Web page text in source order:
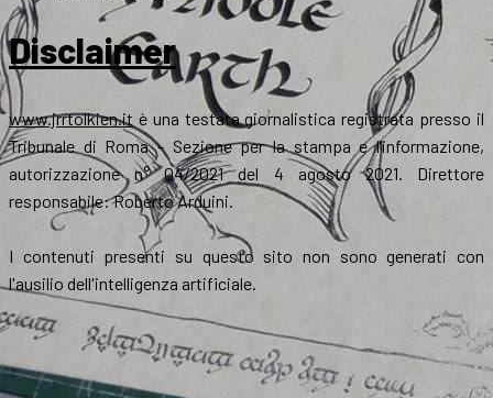
Disclaimer
www.jrrtolkien.it è una testata giornalistica registrata presso il
Tribunale di Roma - Sezione per la stampa e l’informazione,
autorizzazione n° 04/2021 del 4 agosto 2021. Direttore
responsabile: Roberto Arduini.
I contenuti presenti su questo sito non sono generati con
l'ausilio dell'intelligenza artificiale.